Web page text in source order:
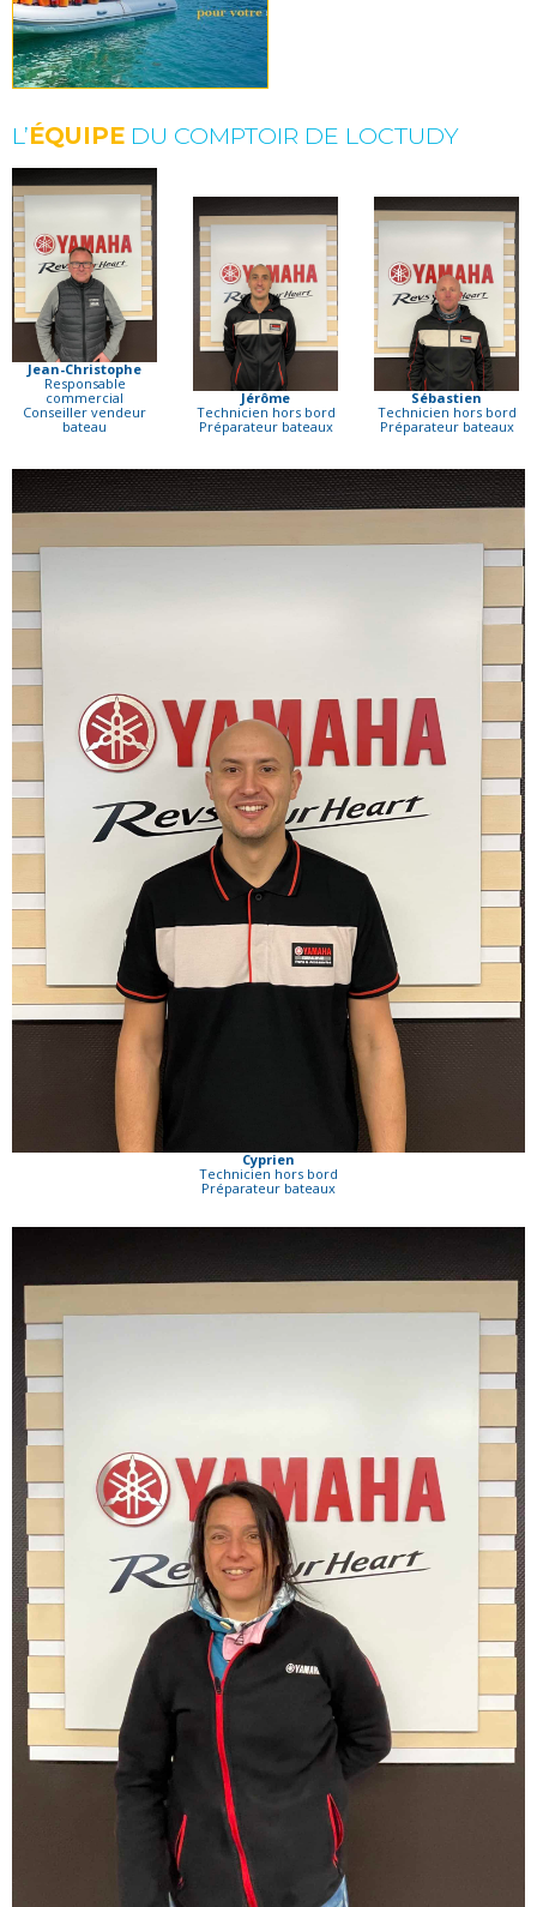
L’ÉQUIPE DU COMPTOIR DE LOCTUDY
Jean-Christophe
Responsable
commercial
Conseiller vendeur
bateau
Jérôme
Technicien hors bord
Préparateur bateaux
Sébastien
Technicien hors bord
Préparateur bateaux
Cyprien
Technicien hors bord
Préparateur bateaux